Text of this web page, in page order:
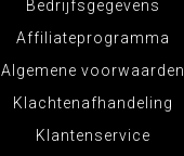
Bedrijfsgegevens
Affiliateprogramma
Algemene voorwaarden
Klachtenafhandeling
Klantenservice